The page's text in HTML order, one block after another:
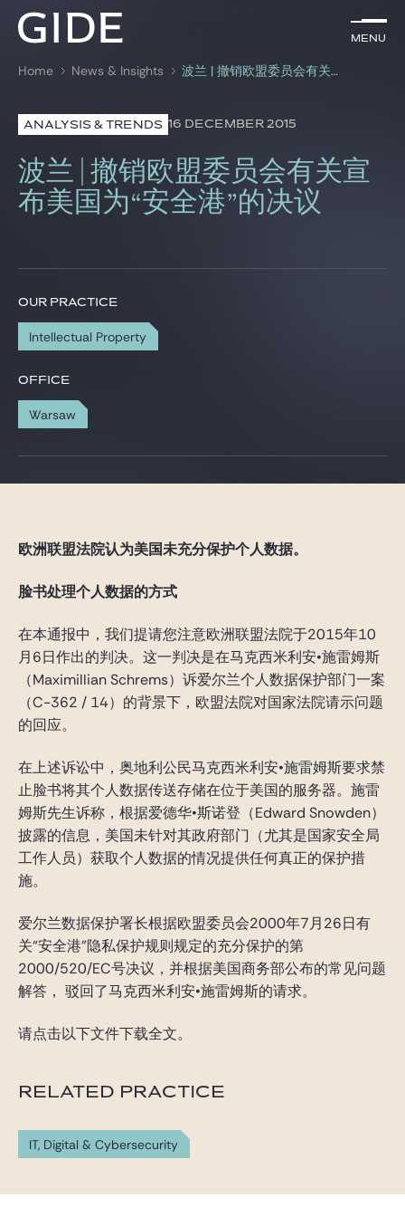
Menu
Search by keywords
Menu
Lawyers
Practices
News & Insights
Career
Gide Pro Bono and CSR
Home News & Insights 波兰 | 撤销欧盟委员会有关宣布美国为“安全港”的决议
ANALYSIS & TRENDS 16 DECEMBER 2015
波兰 | 撤销欧盟委员会有关宣
布美国为“安全港”的决议
OUR PRACTICE
Intellectual Property
OFFICE
Warsaw
欧洲联盟法院认为美国未充分保护个人数据。
脸书处理个人数据的方式
在本通报中，我们提请您注意欧洲联盟法院于2015年10
月6日作出的判决。这一判决是在马克西米利安•施雷姆斯
（Maximillian Schrems）诉爱尔兰个人数据保护部门一案
（C-362 / 14）的背景下，欧盟法院对国家法院请示问题
的回应。
在上述诉讼中，奥地利公民马克西米利安•施雷姆斯要求禁
止脸书将其个人数据传送存储在位于美国的服务器。施雷
姆斯先生诉称，根据爱德华•斯诺登（Edward Snowden）
披露的信息，美国未针对其政府部门（尤其是国家安全局
工作人员）获取个人数据的情况提供任何真正的保护措
施。
爱尔兰数据保护署长根据欧盟委员会2000年7月26日有
关“安全港”隐私保护规则规定的充分保护的第
2000/520/EC号决议，并根据美国商务部公布的常见问题
解答， 驳回了马克西米利安•施雷姆斯的请求。
请点击以下文件下载全文。
RELATED PRACTICE
IT, Digital & Cybersecurity